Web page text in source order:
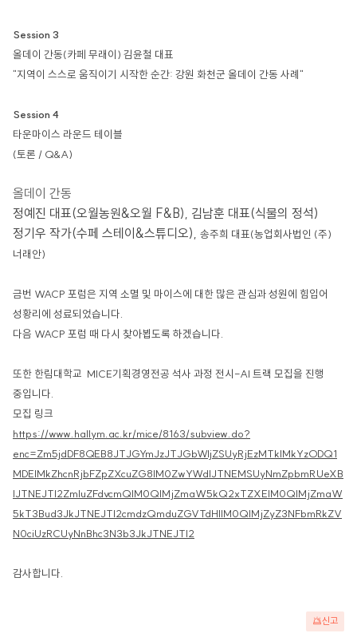
Session 3
올데이 간동(카페 무래이) 김윤철 대표
"지역이 스스로 움직이기 시작한 순간: 강원 화천군 올데이 간동 사례"
Session 4
타운마이스 라운드 테이블
(토론 / Q&A)
올데이 간동
정예진 대표(오월농원&오월 F&B), 김남훈 대표(식물의 정석)
정기우 작가(수페 스테이&스튜디오), 송주희 대표(농업회사법인 (주)
너래안)
금번 WACP 포럼은 지역 소멸 및 마이스에 대한 많은 관심과 성원에 힘입어
성황리에 성료되었습니다.
다음 WACP 포럼 때 다시 찾아뵙도록 하겠습니다.
또한 한림대학교 MICE기획경영전공 석사 과정 전시-AI 트랙 모집을 진행
중입니다.
모집 링크
https://www.hallym.ac.kr/mice/8163/subview.do?
enc=Zm5jdDF8QEB8JTJGYmJzJTJGbWljZSUyRjEzMTklMkYzODQ1
MDElMkZhcnRjbFZpZXcuZG8lM0ZwYWdlJTNEMSUyNmZpbmRUeXB
lJTNEJTI2ZmluZFdvcmQlM0QlMjZmaW5kQ2xTZXElM0QlMjZmaW
5kT3Bud3JkJTNEJTI2cmdzQmduZGVTdHIlM0QlMjZyZ3NFbmRkZV
N0ciUzRCUyNnBhc3N3b3JkJTNEJTI2
감사합니다.
신고